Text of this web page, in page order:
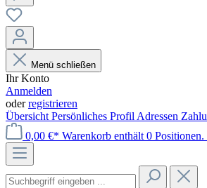
Menü schließen
Ihr Konto
Anmelden
oderregistrieren
Übersicht Persönliches Profil Adressen
0,00 €* Warenkorb enthält 0